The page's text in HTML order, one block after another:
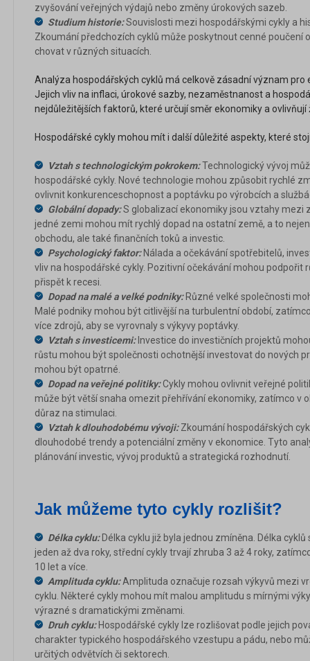
zvyšování veřejných výdajů nebo změny úrokových sazeb.
Studium historie:Souvislosti mezi hospodářskými cykly a
Zkoumání předchozích cyklů může poskytnout cenné poučení
chovat v různých situacích.
Analýza hospodářských cyklů má celkově zásadní význam
Jejich vliv na inflaci, úrokové sazby, nezaměstnanost a
nejdůležitějších faktorů, které určují směr ekonomiky a ovlivňují
Hospodářské cykly mohou mít i další důležité aspekty, které
Vztah s technologickým pokrokem:Technologický vývoj
hospodářské cykly. Nové technologie mohou způsobit rychlé
ovlivnit konkurenceschopnost a poptávku po výrobcích a
Globální dopady:S globalizací ekonomiky jsou vztahy mezi
jedné zemi mohou mít rychlý dopad na ostatní země, a to
obchodu, ale také finančních toků a investic.
Psychologický faktor:Nálada a očekávání spotřebitelů,
vliv na hospodářské cykly. Pozitivní očekávání mohou podpořit
přispět k recesi.
Dopad na malé a velké podniky:Různé velké společnosti
Malé podniky mohou být citlivější na turbulentní období,
více zdrojů, aby se vyrovnaly s výkyvy poptávky.
Vztah s investicemi:Investice do investičních projektů
růstu mohou být společnosti ochotnější investovat do nových
mohou být opatrné.
Dopad na veřejné politiky:Cykly mohou ovlivnit veřejné
může být větší snaha omezit přehřívání ekonomiky, zatímco v
důraz na stimulaci.
Vztah k dlouhodobému vývoji:Zkoumání hospodářských
dlouhodobé trendy a potenciální změny v ekonomice. Tyto
plánování investic, vývoj produktů a strategická rozhodnutí.
Jak můžeme tyto cykly rozlišit?
Délka cyklu:Délka cyklu již byla jednou zmíněna. Délka
jeden až dva roky, střední cykly trvají zhruba 3 až 4 roky,
10 let a více.
Amplituda cyklu:Amplituda označuje rozsah výkyvů mezi
cyklu. Některé cykly mohou mít malou amplitudu s mírnými
výrazné s dramatickými změnami.
Druh cyklu:Hospodářské cykly lze rozlišovat podle jejich
charakter typického hospodářského vzestupu a pádu, nebo
určitých odvětvích či sektorech.